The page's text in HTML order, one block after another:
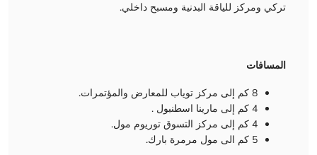
تركي ومركز للياقة البدنية ومسبح داخلي.
المسافات
8 كم إلى مركز توياب للمعارض والمؤتمرات.
4 كم إلى مارينا اسطنبول .
4 كم إلى مركز التسوق توريوم مول.
5 كم الى مول مرمرة بارك.